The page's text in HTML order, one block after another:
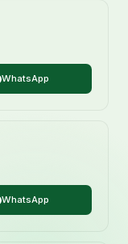
WhatsApp
WhatsApp